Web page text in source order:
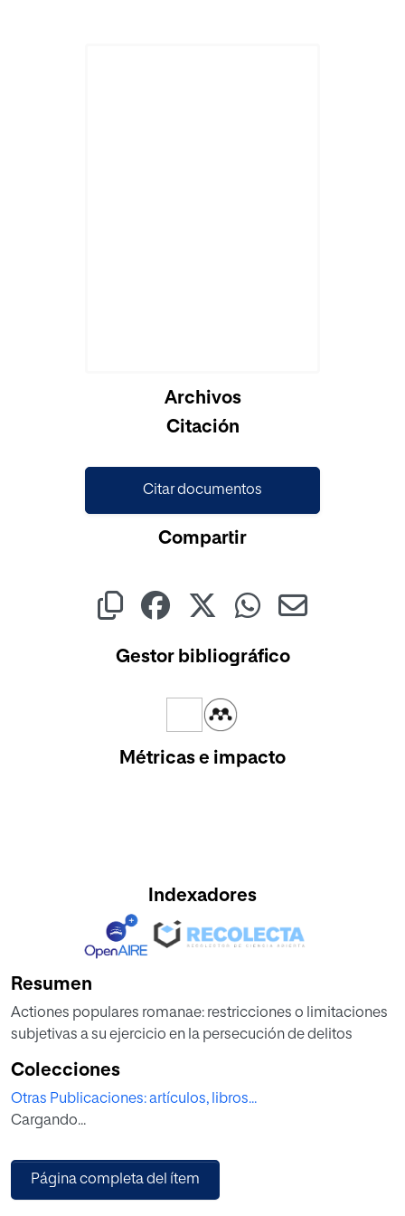
Archivos
Citación
Citar documentos
Compartir
Gestor bibliográfico
Métricas e impacto
Indexadores
Resumen
Actiones populares romanae: restricciones o limitaciones
subjetivas a su ejercicio en la persecución de delitos
Colecciones
Otras Publicaciones: artículos, libros...
Cargando...
Página completa del ítem